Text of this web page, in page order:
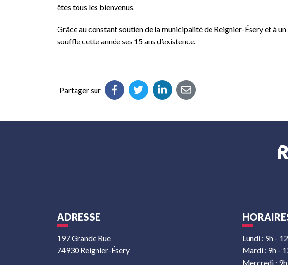
êtes tous les bienvenus.
Grâce au constant soutien de la municipalité de Reignier-Ésery et à
souffle cette année ses 15 ans d’existence.
Partager sur
ADRESSE
197 Grande Rue
74930 Reignier-Ésery
Lundi : 9h -
Mardi : 9h -
Mercredi :